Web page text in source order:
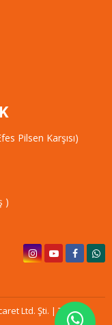
Pilsen Karşısı)
)
Ltd. Şti. | Tüm